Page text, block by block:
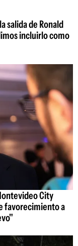
salida de Ronald
incluirlo como
City
favorecimiento a